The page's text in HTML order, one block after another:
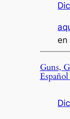
en
Guns,
Español